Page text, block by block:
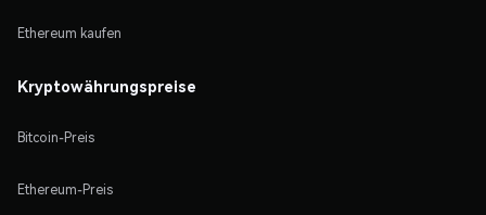
Ethereum kaufen
Kryptowährungspreise
Bitcoin-Preis
Ethereum-Preis